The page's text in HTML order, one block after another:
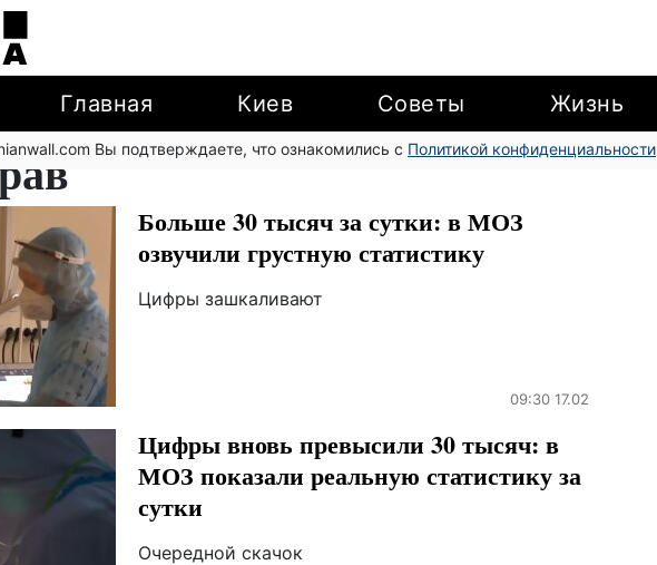
Главная Киев Советы Жизнь
Вы подтверждаете, что ознакомились с Политикой конфиденциальности
Больше 30 тысяч за сутки: в МОЗ
озвучили грустную статистику
Цифры зашкаливают
09:30 17.02
Цифры вновь превысили 30 тысяч: в
МОЗ показали реальную статистику за
сутки
Очередной скачок